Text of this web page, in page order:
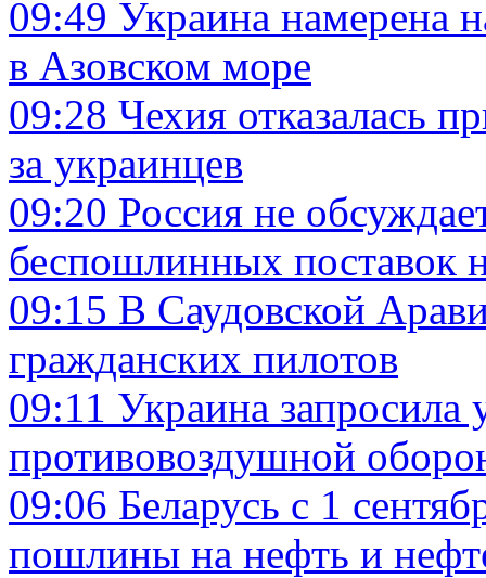
09:49 Украина намерена
в Азовском море
09:28 Чехия отказалась
за украинцев
09:20 Россия не
беспошлинных поставок
09:15 В Саудовской
гражданских пилотов
09:11 Украина
противовоздушной
09:06 Беларусь с 1
пошлины на нефть и